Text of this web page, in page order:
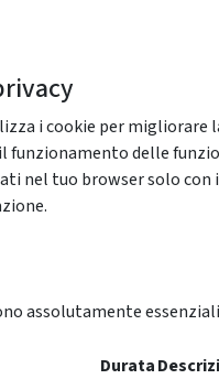
i cookie per migliorare
funzionamento delle
nel tuo browser solo con
assolutamente
Durata